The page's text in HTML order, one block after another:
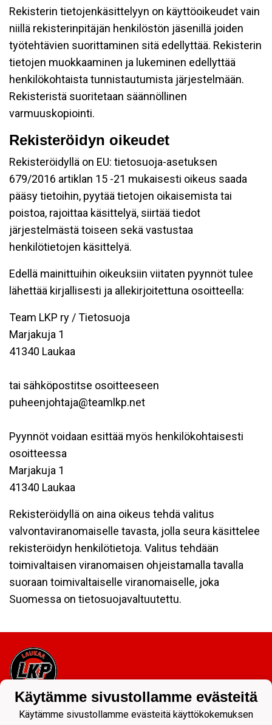
Rekisterin tietojenkäsittelyyn on käyttöoikeudet vain
niillä rekisterinpitäjän henkilöstön jäsenillä joiden
työtehtävien suorittaminen sitä edellyttää. Rekisterin
tietojen muokkaaminen ja lukeminen edellyttää
henkilökohtaista tunnistautumista järjestelmään.
Rekisteristä suoritetaan säännöllinen
varmuuskopiointi.
Rekisteröidyn oikeudet
Rekisteröidyllä on EU: tietosuoja-asetuksen
679/2016 artiklan 15 -21 mukaisesti oikeus saada
pääsy tietoihin, pyytää tietojen oikaisemista tai
poistoa, rajoittaa käsittelyä, siirtää tiedot
järjestelmästä toiseen sekä vastustaa
henkilötietojen käsittelyä.
Edellä mainittuihin oikeuksiin viitaten pyynnöt tulee
lähettää kirjallisesti ja allekirjoitettuna osoitteella:
Team LKP ry / Tietosuoja
Marjakuja 1
41340 Laukaa
tai sähköpostitse osoitteeseen
puheenjohtaja@teamlkp.net
Pyynnöt voidaan esittää myös henkilökohtaisesti
osoitteessa
Marjakuja 1
41340 Laukaa
Rekisteröidyllä on aina oikeus tehdä valitus
valvontaviranomaiselle tavasta, jolla seura käsittelee
rekisteröidyn henkilötietoja. Valitus tehdään
toimivaltaisen viranomaisen ohjeistamalla tavalla
suoraan toimivaltaiselle viranomaiselle, joka
Suomessa on tietosuojavaltuutettu.
Tietosuojaseloste
Käytämme sivustollamme evästeitä
Käytämme sivustollamme evästeitä käyttökokemuksen